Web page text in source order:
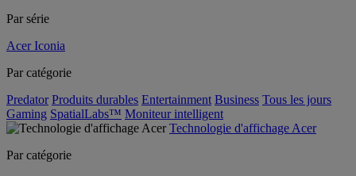
Par série
Acer Iconia
Par catégorie
Predator Produits durables Entertainment Business Tous les jours
Gaming SpatialLabs™ Moniteur intelligent
Technologie d'affichage Acer
Par catégorie